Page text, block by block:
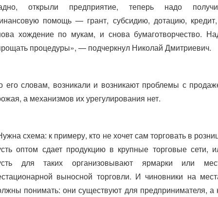
открыли предприятие, теперь надо
помощь — грант, субсидию, дотацию,
хождение по мукам, и снова бумаготворчество.
процедуры», — подчеркнул Николай Дмитриевич.
его словам, возникали и возникают проблемы с
а механизмов их урегулирования нет.
схема: к примеру, кто не хочет сам торговать в
оптом сдает продукцию в крупные торговые сети,
для таких организовывают ярмарки или
выносной торговли. И чиновники на
понимать: они существуют для предпринимателя, а